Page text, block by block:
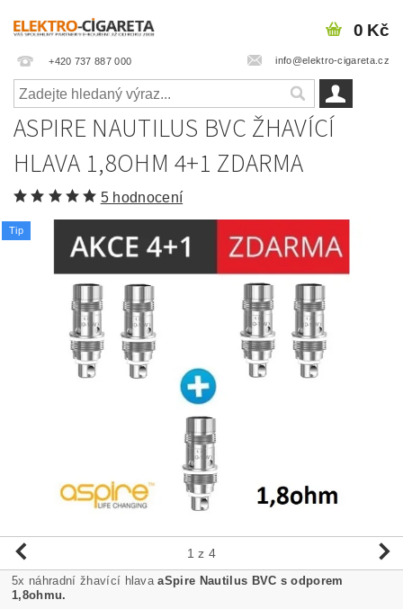
+420 737 887 000 info@elektro-cigareta.cz
0 Kč
ASPIRE NAUTILUS BVC ŽHAVÍCÍ
HLAVA 1,8OHM 4+1 ZDARMA
5 hodnocení
Tip
1 z 4
5x náhradní žhavící hlavaaSpire Nautilus BVC s odporem
1,8ohmu.